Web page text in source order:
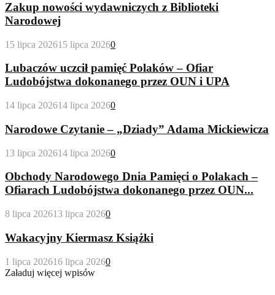
Zakup nowości wydawniczych z Biblioteki
Narodowej
15 lipca 202615 lipca 20260
Lubaczów uczcił pamięć Polaków – Ofiar
Ludobójstwa dokonanego przez OUN i UPA
14 lipca 202614 lipca 20260
Narodowe Czytanie – „Dziady” Adama Mickiewicza
13 lipca 202614 lipca 20260
Obchody Narodowego Dnia Pamięci o Polakach –
Ofiarach Ludobójstwa dokonanego przez OUN...
8 lipca 202613 lipca 20260
Wakacyjny Kiermasz Książki
1 lipca 202616 lipca 20260
Załaduj więcej wpisów